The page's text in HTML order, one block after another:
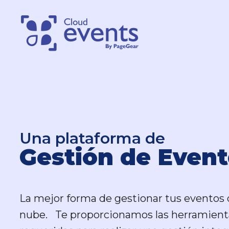
Una plataforma de
Gestión de
La mejor forma de gestionar tus eventos
nube. Te proporcionamos las
Una plataforma de
Gestión de
La mejor forma de gestionar tus eventos
nube. Te proporcionamos las